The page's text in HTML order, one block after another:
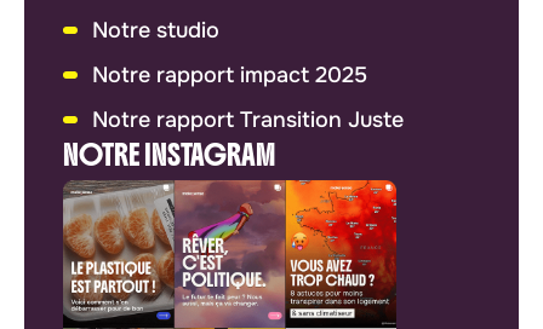
Notre studio
Notre rapport impact 2025
Notre rapport Transition Juste
NOTRE INSTAGRAM